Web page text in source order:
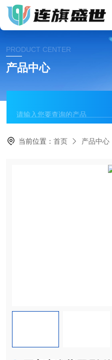
PRODUCT CENTER
产品中心
当前位置：首页 产品中心